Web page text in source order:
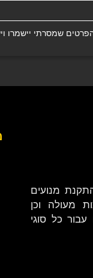
יישמרו ויעובדו בהתאם
מנועים
מעולה וכן
עבור כל סוגי